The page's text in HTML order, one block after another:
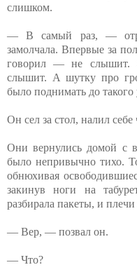
слишком.
— В самый раз, —
замолчала. Впервые за
говорил — не
слышит. А шутку про
было поднимать до
Он сел за стол, налил себе
Они вернулись домой с
было непривычно тихо.
обнюхивая
закинув ноги на
разбирала пакеты, и
— Вер, — позвал он.
— Что?